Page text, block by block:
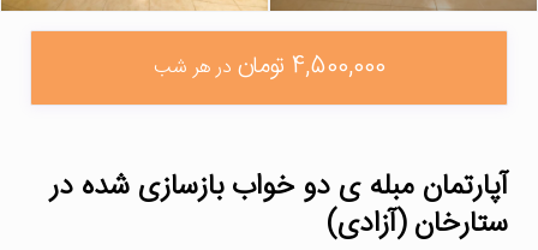
4,500,000 تومان در هر شب
آپارتمان مبله ی دو خواب بازسازی شده در
ستارخان (آزادی)